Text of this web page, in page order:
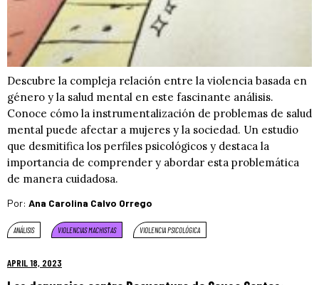
Descubre la compleja relación entre la violencia basada en
género y la salud mental en este fascinante análisis.
Conoce cómo la instrumentalización de problemas de salud
mental puede afectar a mujeres y la sociedad. Un estudio
que desmitifica los perfiles psicológicos y destaca la
importancia de comprender y abordar esta problemática
de manera cuidadosa.
Por: Ana Carolina Calvo Orrego
ANÁLISIS VIOLENCIAS MACHISTAS VIOLENCIA PSICOLÓGICA
APRIL 18, 2023